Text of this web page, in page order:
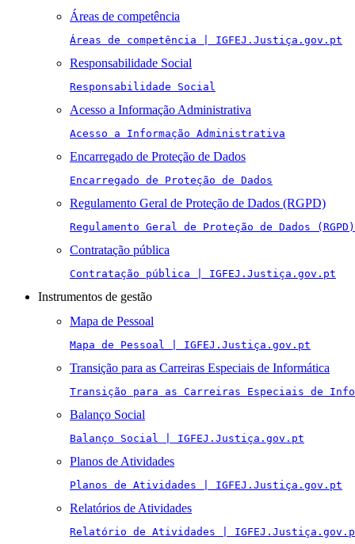
Áreas de competência
Áreas de competência | IGFEJ.Justiça.gov.pt
Responsabilidade Social
Responsabilidade Social
Acesso a Informação Administrativa
Acesso a Informação Administrativa
Encarregado de Proteção de Dados
Encarregado de Proteção de Dados
Regulamento Geral de Proteção de Dados (RGPD)
Regulamento Geral de Proteção de Dados (RGPD)
Contratação pública
Contratação pública | IGFEJ.Justiça.gov.pt
Instrumentos de gestão
Mapa de Pessoal
Mapa de Pessoal | IGFEJ.Justiça.gov.pt
Transição para as Carreiras Especiais de Informática
Transição para as Carreiras Especiais de
Balanço Social
Balanço Social | IGFEJ.Justiça.gov.pt
Planos de Atividades
Planos de Atividades | IGFEJ.Justiça.gov.pt
Relatórios de Atividades
Relatório de Atividades |